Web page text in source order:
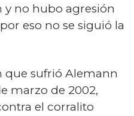
no hubo agresión
eso no se siguió la
que sufrió Alemann
marzo de 2002,
el corralito